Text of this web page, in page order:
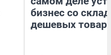
бизнес со
дешевых